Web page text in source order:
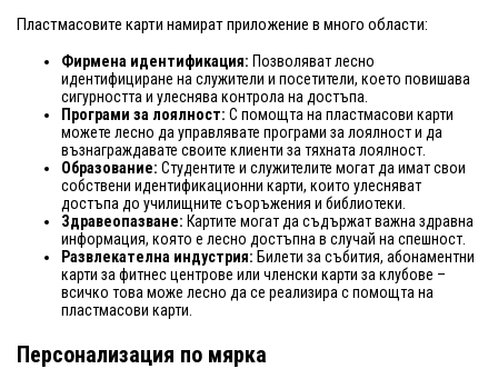
Пластмасовите карти намират приложение в много области:
Фирмена идентификация: Позволяват лесно
идентифициране на служители и посетители, което повишава
сигурността и улеснява контрола на достъпа.
Програми за лоялност: С помощта на пластмасови карти
можете лесно да управлявате програми за лоялност и да
възнаграждавате своите клиенти за тяхната лоялност.
Образование: Студентите и служителите могат да имат свои
собствени идентификационни карти, които улесняват
достъпа до училищните съоръжения и библиотеки.
Здравеопазване: Картите могат да съдържат важна здравна
информация, която е лесно достъпна в случай на спешност.
Развлекателна индустрия: Билети за събития, абонаментни
карти за фитнес центрове или членски карти за клубове –
всичко това може лесно да се реализира с помощта на
пластмасови карти.
Персонализация по мярка